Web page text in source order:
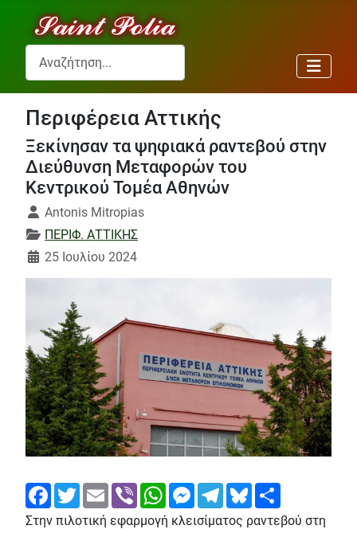
Αναζήτηση...
Περιφέρεια Αττικής
Ξεκίνησαν τα ψηφιακά ραντεβού στην
Διεύθυνση Μεταφορών του
Κεντρικού Τομέα Αθηνών
Λεπτομέρειες
Antonis Mitropias
ΠΕΡΙΦ. ΑΤΤΙΚΗΣ
25 Ιουλίου 2024
FacebookTwitterEmail Viber WhatsAppMessengerTelegramBluesky
Στην πιλοτική εφαρμογή κλεισίματος ραντεβού στη